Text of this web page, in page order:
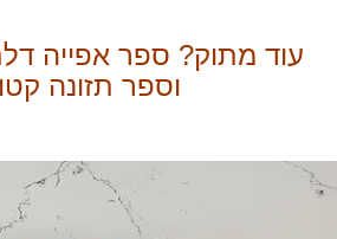
עוד מתוק? ספר אפייה
וספר תזונה